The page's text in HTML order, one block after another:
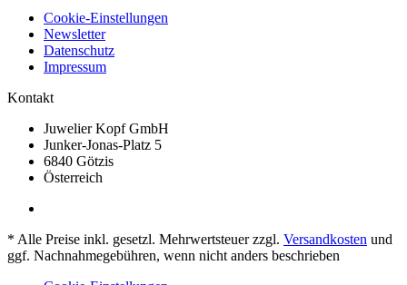
Cookie-Einstellungen
Newsletter
Datenschutz
Impressum
Kontakt
Juwelier Kopf GmbH
Junker-Jonas-Platz 5
6840 Götzis
Österreich
* Alle Preise inkl. gesetzl. Mehrwertsteuer zzgl. Versandkosten und
ggf. Nachnahmegebühren, wenn nicht anders beschrieben